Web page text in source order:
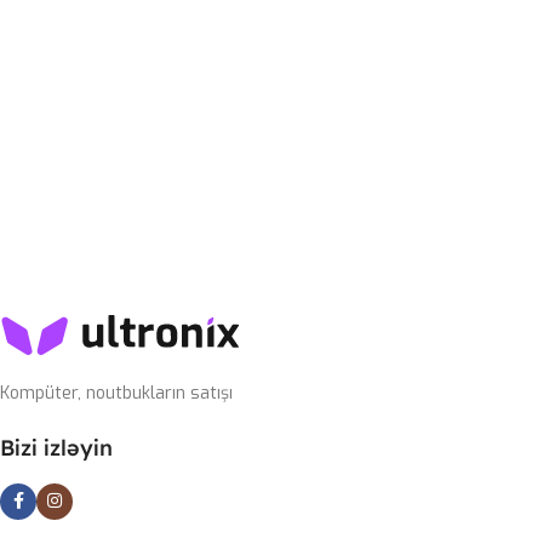
Kompüter, noutbukların satışı
Bizi izləyin